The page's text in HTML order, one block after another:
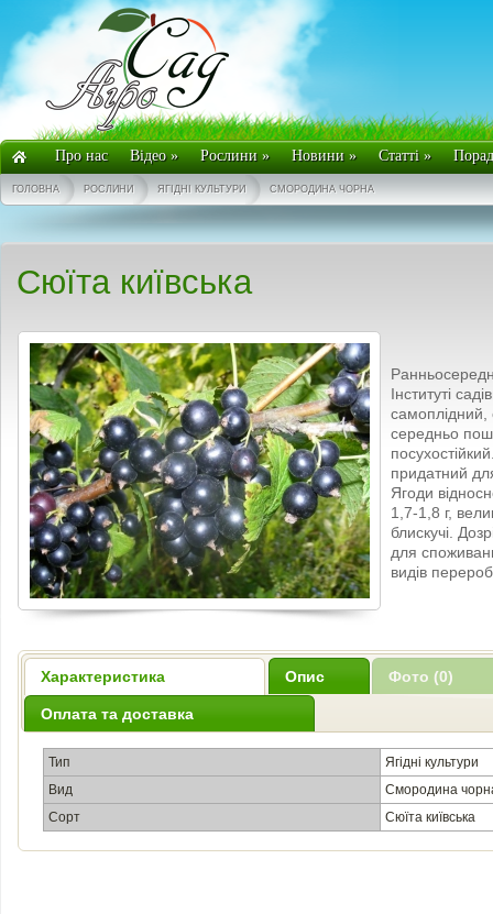
Про нас Відео» Рослини» Новини» Статті»
СМОРОДИНА ЧОРНА
ЯГІДНІ КУЛЬТУРИ
РОСЛИНИ
ГОЛОВНА
Сюїта київська
Інституті
самоплідний,
середньо
придатний
Ягоди
1,7-1,8 г,
блискучі.
для
видів
Характеристика Опис Фото (0)
Оплата та доставка
Тип
Ягідні культури
Вид
Смородина
Сорт
Сюїта київська